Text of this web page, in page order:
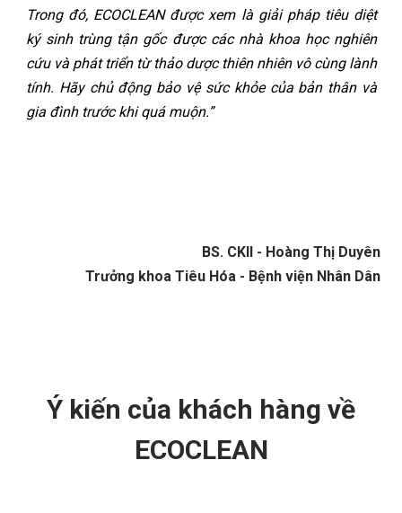
Trong đó, ECOCLEAN được xem là giải pháp tiêu diệt
ký sinh trùng tận gốc được các nhà khoa học nghiên
cứu và phát triển từ thảo dược thiên nhiên vô cùng lành
tính. Hãy chủ động bảo vệ sức khỏe của bản thân và
gia đình trước khi quá muộn.”
BS. CKII - Hoàng Thị Duyên
Trưởng khoa Tiêu Hóa - Bệnh viện Nhân Dân
Ý kiến của khách hàng về
ECOCLEAN